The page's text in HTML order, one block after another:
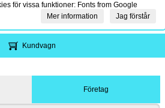
för vissa funktioner: Fonts from Google
Jag förstår
Mer information
Kundvagn
Företag